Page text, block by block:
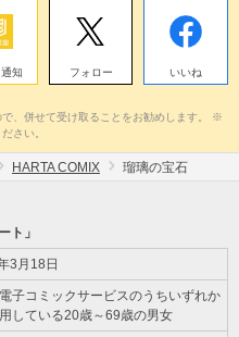
知 フォロー いいね
、併せて受け取ることをお勧めします。 ※
さい。
HARTA COMIX 瑠璃の宝石
ト」
3月18日
子コミックサービスのうちいずれか
している20歳～69歳の男女